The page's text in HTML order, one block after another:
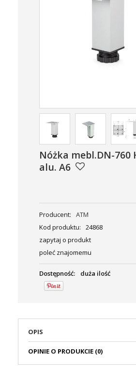
Nóżka mebl.DN-760
alu. A6
Producent:
ATM
Kod produktu:
24868
zapytaj o produkt
poleć znajomemu
Dostępność: duża ilość
OPIS
OPINIE O PRODUKCIE (0)